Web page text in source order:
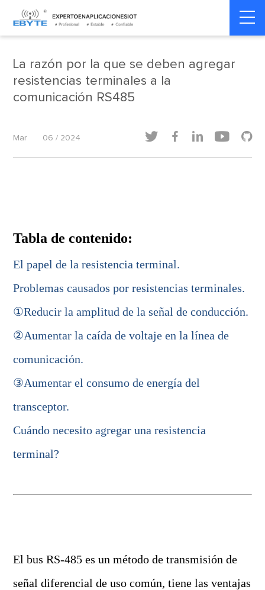
Home >
industrial
La razón por la que se deben agregar
resistencias terminales a la
comunicación RS485
Mar 06 / 2024     
Tabla de contenido:
El papel de la resistencia terminal.
Problemas causados por resistencias terminales.
①Reducir la amplitud de la señal de conducción.
②Aumentar la caída de voltaje en la línea de
comunicación.
③Aumentar el consumo de energía del
transceptor.
Cuándo necesito agregar una resistencia
terminal?
El bus RS-485 es un método de transmisión de
señal diferencial de uso común, tiene las ventajas